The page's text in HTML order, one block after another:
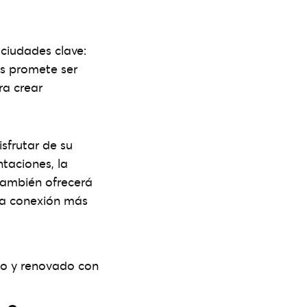
clave:
promete ser
crear
de su
la
ofrecerá
conexión más